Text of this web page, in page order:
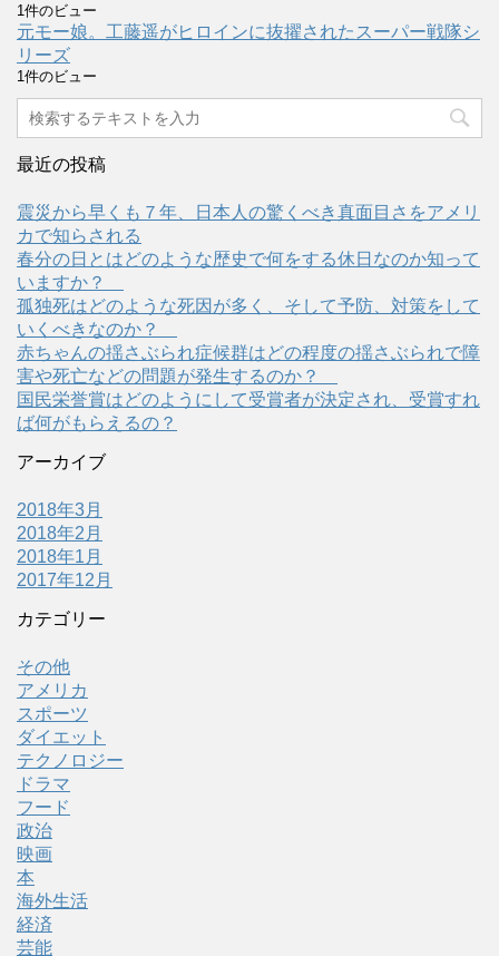
1件のビュー
元モー娘。工藤遥がヒロインに抜擢されたスーパー戦隊シ
リーズ
1件のビュー
最近の投稿
震災から早くも７年、日本人の驚くべき真面目さをアメリ
カで知らされる
春分の日とはどのような歴史で何をする休日なのか知って
いますか？
孤独死はどのような死因が多く、そして予防、対策をして
いくべきなのか？
赤ちゃんの揺さぶられ症候群はどの程度の揺さぶられで障
害や死亡などの問題が発生するのか？
国民栄誉賞はどのようにして受賞者が決定され、受賞すれ
ば何がもらえるの？
アーカイブ
2018年3月
2018年2月
2018年1月
2017年12月
カテゴリー
その他
アメリカ
スポーツ
ダイエット
テクノロジー
ドラマ
フード
政治
映画
本
海外生活
経済
芸能